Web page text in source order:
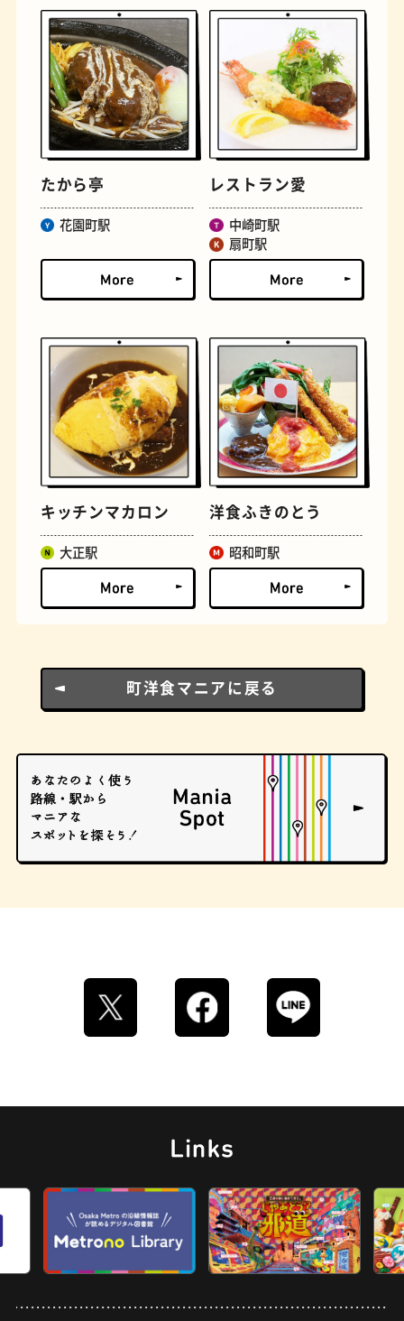
文学碑 ジェラート
ジューススタンド たまごサンド
文房具 おにぎり
おでん らせん階段
たから亭
花園町駅
レストラン愛
中崎町駅
扇町駅
キッチンマカロン
大正駅
洋食ふきのとう
昭和町駅
町洋食マニアに戻る